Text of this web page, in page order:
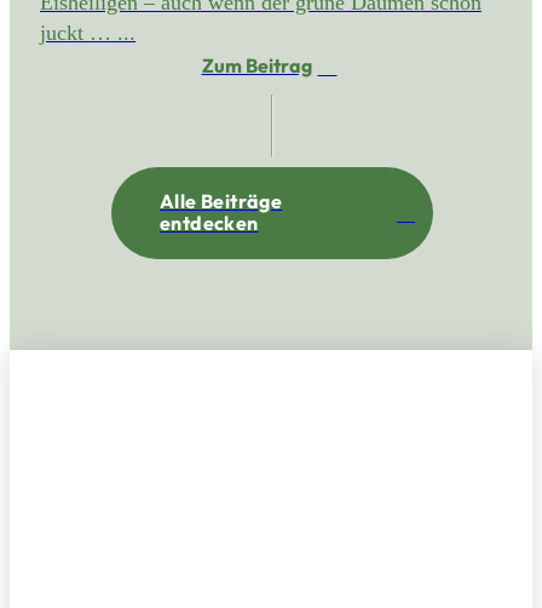
juckt … ...
Zum Beitrag
Alle Beiträge
entdecken